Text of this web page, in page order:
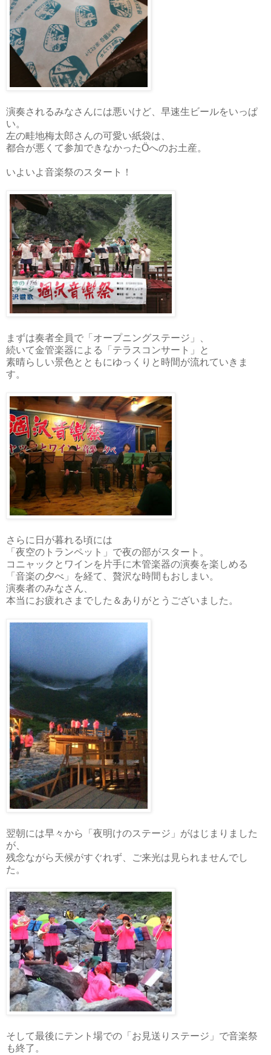
演奏されるみなさんには悪いけど、早速生ビールをいっぱ
い。
左の畦地梅太郎さんの可愛い紙袋は、
都合が悪くて参加できなかったÖへのお土産。
いよいよ音楽祭のスタート！
まずは奏者全員で「オープニングステージ」、
続いて金管楽器による「テラスコンサート」と
素晴らしい景色とともにゆっくりと時間が流れていきま
す。
さらに日が暮れる頃には
「夜空のトランペット」で夜の部がスタート。
コニャックとワインを片手に木管楽器の演奏を楽しめる
「音楽の夕べ」を経て、贅沢な時間もおしまい。
演奏者のみなさん、
本当にお疲れさまでした＆ありがとうございました。
翌朝には早々から「夜明けのステージ」がはじまりました
が、
残念ながら天候がすぐれず、ご来光は見られませんでし
た。
そして最後にテント場での「お見送りステージ」で音楽祭
も終了。